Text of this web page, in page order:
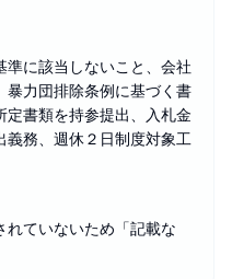
準に該当しないこと、会社
暴力団排除条例に基づく書
定書類を持参提出、入札金
義務、週休２日制度対象工
れていないため「記載な